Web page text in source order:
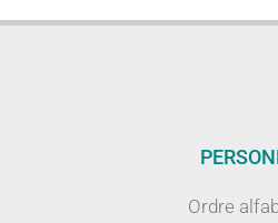
Ordre